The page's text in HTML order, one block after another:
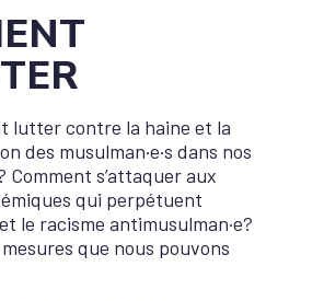
lutter contre la haine et la
des musulman·e·s dans nos
Comment s’attaquer aux
qui perpétuent
le racisme antimusulman·e?
que nous pouvons